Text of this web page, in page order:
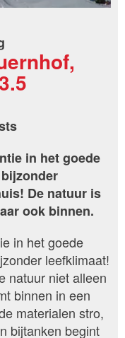
in het goede
De natuur is
ook binnen.
in het goede
leefklimaat!
natuur niet alleen
binnen in een
materialen stro,
bijtanken begint